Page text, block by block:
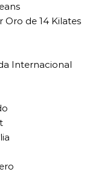
Oro de 14 Kilates
Internacional